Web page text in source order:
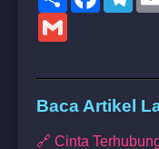
Baca Artikel
🔗 Cinta